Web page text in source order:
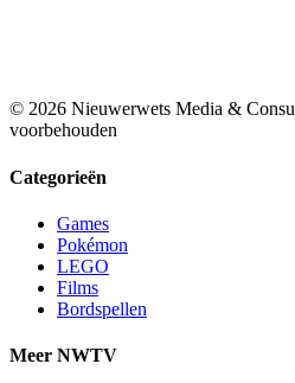
© 2026 Nieuwerwets Media &
voorbehouden
Categorieën
Games
Pokémon
LEGO
Films
Bordspellen
Meer NWTV